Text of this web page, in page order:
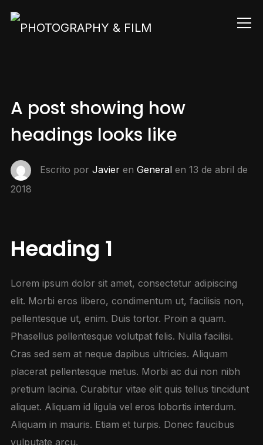
Info
A post showing how
headings looks like
Escrito por Javieren Generalen 13 de abril de
2018
Heading 1
Lorem ipsum dolor sit amet, consectetur adipiscing
elit. Morbi eros libero, condimentum ut, facilisis non,
pellentesque ut, enim. Duis tortor. Proin a quam.
Phasellus pellentesque volutpat felis. Nulla facilisi.
Cras sed sem at neque dapibus ultricies. Aliquam
placerat pellentesque metus. Morbi ac dui non nibh
pretium lacinia. Curabitur vitae elit quis tellus tincidunt
aliquet. Aliquam id ligula vel eros lobortis interdum.
Aliquam in mauris. Etiam et turpis. Donec faucibus
vulputate arcu.